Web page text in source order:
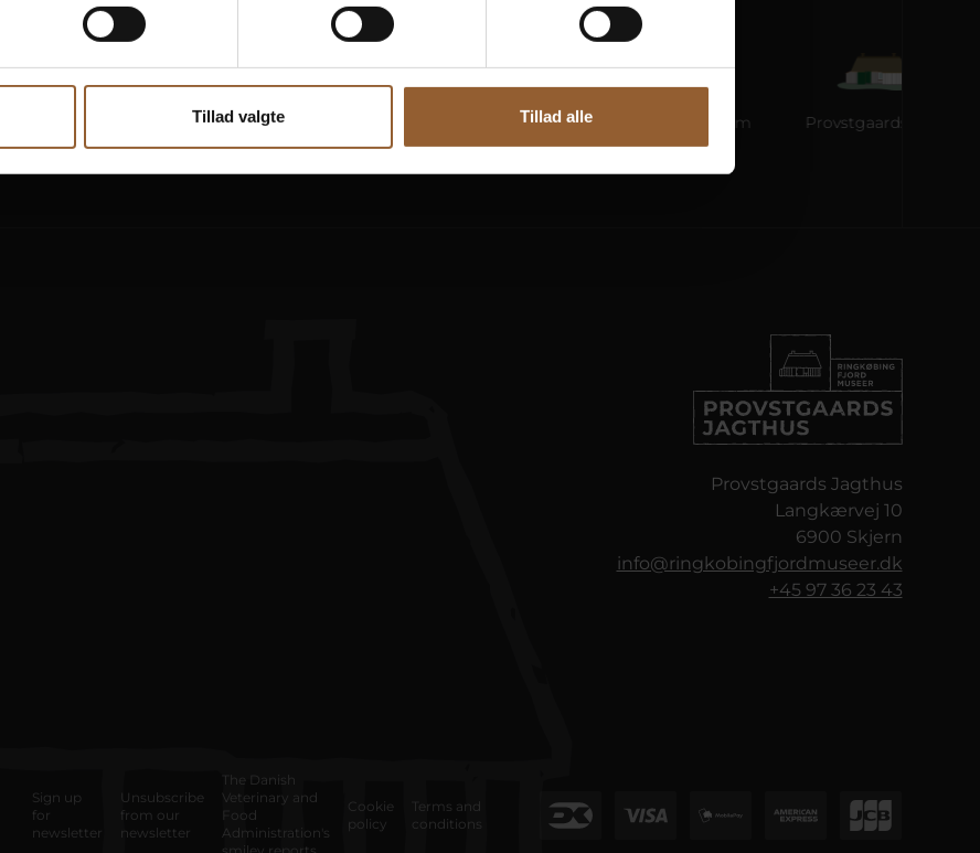
Tillad valgte Tillad alle
Skjern Vindmølle Ringkøbing Museum Provstgaards Jagthus
Provstgaards Jagthus
Langkærvej 10
6900 Skjern
info@ringkobingfjordmuseer.dk
+45 97 36 23 43
Sign up
for
newsletter
Unsubscribe
from our
newsletter
The Danish
Veterinary and
Food
Administration's
Cookie
policy
Terms and
conditions